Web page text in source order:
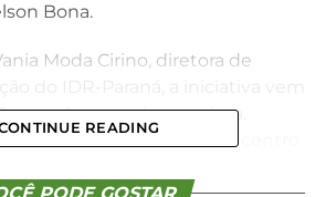
Bona.
Moda Cirino, diretora de
anos de pesquisas na área,
década de 1970. “Será um centro
READING